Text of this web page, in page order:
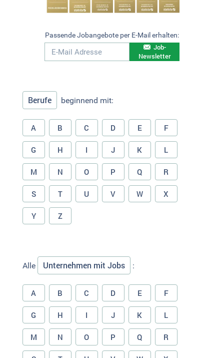
Passende Jobangebote per E-Mail erhalten:
Job-
Newsletter
Berufe beginnend mit:
A B C D E F
G H I J K L
M N O P Q R
S T U V W X
Y Z
Alle Unternehmen mit Jobs :
A B C D E F
G H I J K L
M N O P Q R